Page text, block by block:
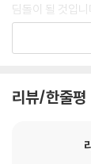
062. 학습곡선
063. 회귀분석
067. 기능목록
069. 대체도
딤돌이 될 것입니
[도식] 경영학의
수는 없습니다.
리뷰/한줄평